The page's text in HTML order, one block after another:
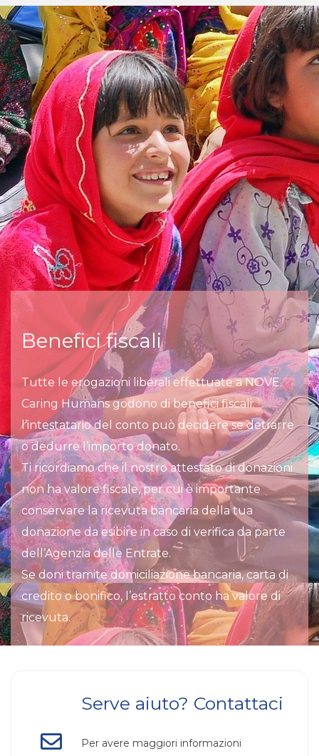
Benefici fiscali
Tutte le erogazioni liberali effettuate a NOVE
Caring Humans godono di benefici fiscali:
l’intestatario del conto può decidere se detrarre
o dedurre l’importo donato.
Ti ricordiamo che il nostro attestato di donazioni
non ha valore fiscale, per cui è importante
conservare la ricevuta bancaria della tua
donazione da esibire in caso di verifica da parte
dell’Agenzia delle Entrate.
Se doni tramite domiciliazione bancaria, carta di
credito o bonifico, l’estratto conto ha valore di
ricevuta.
Serve aiuto? Contattaci
Per avere maggiori informazioni